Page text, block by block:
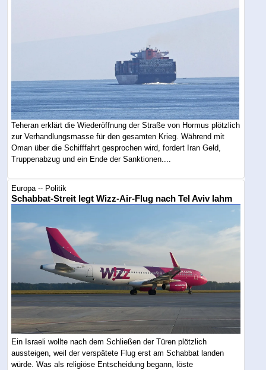
Teheran erklärt die Wiederöffnung der Straße von Hormus plötzlich
zur Verhandlungsmasse für den gesamten Krieg. Während mit
Oman über die Schifffahrt gesprochen wird, fordert Iran Geld,
Truppenabzug und ein Ende der Sanktionen....
Europa -- Politik
Schabbat-Streit legt Wizz-Air-Flug nach Tel Aviv lahm
Ein Israeli wollte nach dem Schließen der Türen plötzlich
aussteigen, weil der verspätete Flug erst am Schabbat landen
würde. Was als religiöse Entscheidung begann, löste